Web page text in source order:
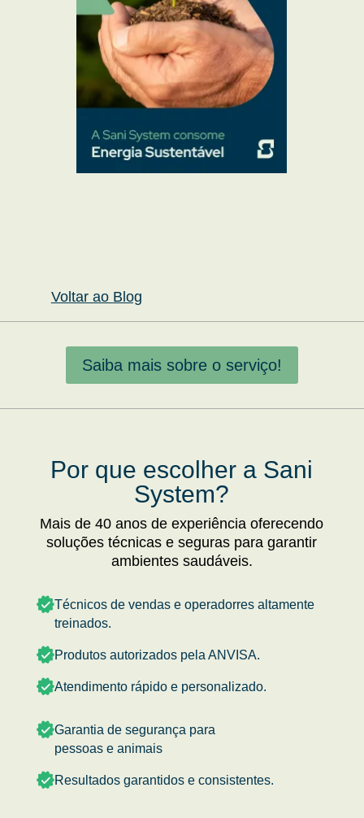
Voltar ao Blog
Saiba mais sobre o serviço!
Por que escolher a Sani
System?
Mais de 40 anos de experiência oferecendo
soluções técnicas e seguras para garantir
ambientes saudáveis.
Técnicos de vendas e operadorres altamente
treinados.
Produtos autorizados pela ANVISA.
Atendimento rápido e personalizado.
Garantia de segurança para
pessoas e animais
Resultados garantidos e consistentes.